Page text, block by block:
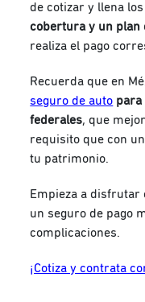
de cotizar y llena
cobertura y un plan
realiza el pago
Recuerda que en
seguro de auto
federales, que
requisito que con
tu patrimonio.
Empieza a disfrutar
un seguro de pago
complicaciones.
¡Cotiza y contrata